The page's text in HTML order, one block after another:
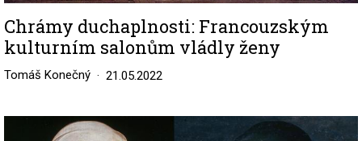
Chrámy duchaplnosti: Francouzským
kulturním salonům vládly ženy
Tomáš Konečný 21.05.2022